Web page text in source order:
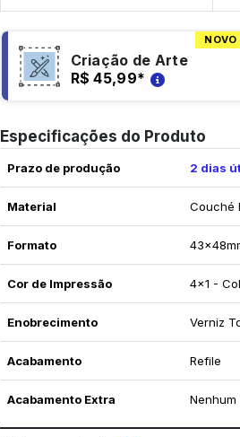
NOVO
Criação de Arte
R$ 45,99*
Especificações do Produto
Prazo de produção 2 dias
Material Couché
Formato
Cor de Impressão 4x1 -
Enobrecimento Verniz
Acabamento Refile
Acabamento Extra Nenhum